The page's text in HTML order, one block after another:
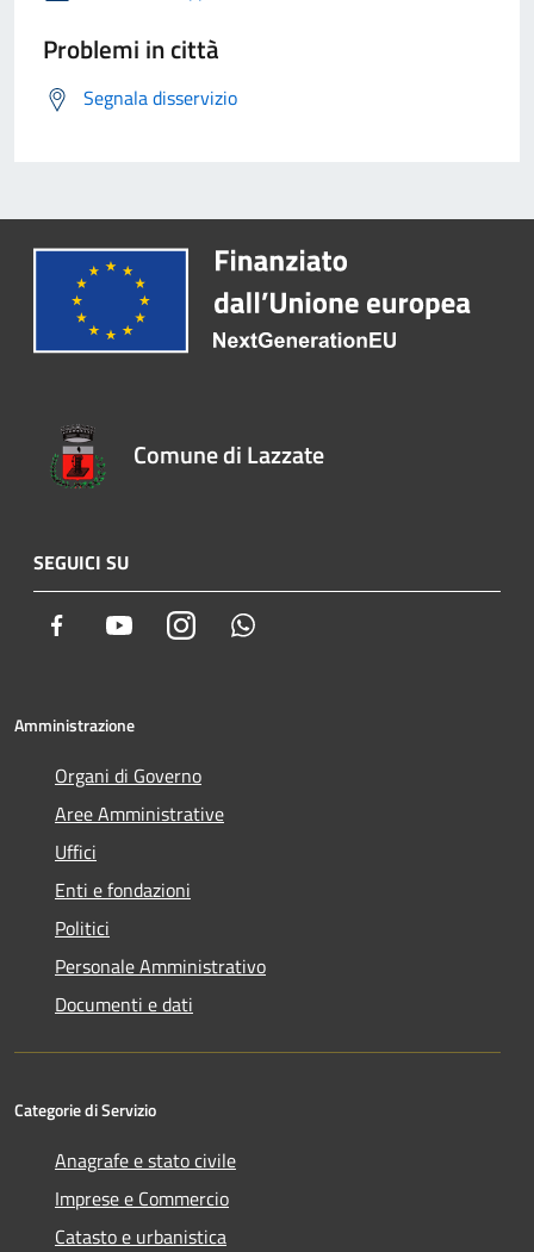
Problemi in città
Segnala disservizio
Comune di Lazzate
SEGUICI SU
Facebook YoutubeInstagram
Amministrazione
Organi di Governo
Aree Amministrative
Uffici
Enti e fondazioni
Politici
Personale Amministrativo
Documenti e dati
Categorie di Servizio
Anagrafe e stato civile
Imprese e Commercio
Catasto e urbanistica